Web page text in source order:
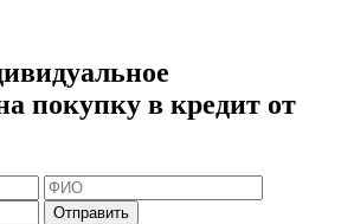
покупку в кредит от
Отправить